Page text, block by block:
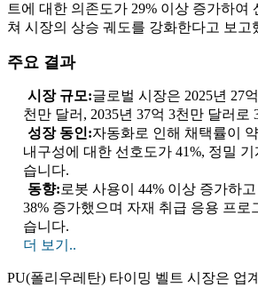
트에 대한 의존도가 29% 이상 증가하여
쳐 시장의 상승 궤도를 강화한다고 보고
주요 결과
시장 규모:글로벌 시장은 2025년 27
천만 달러, 2035년 37억 3천만 달러로
성장 동인:자동화로 인해 채택률이
내구성에 대한 선호도가 41%, 정밀
습니다.
동향:로봇 사용이 44% 이상 증가하
38% 증가했으며 자재 취급 응용 프로
습니다.
더 보기..
PU(폴리우레탄) 타이밍 벨트 시장은 업